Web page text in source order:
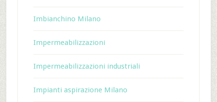
Imbianchino Milano
Impermeabilizzazioni
Impermeabilizzazioni industriali
Impianti aspirazione Milano